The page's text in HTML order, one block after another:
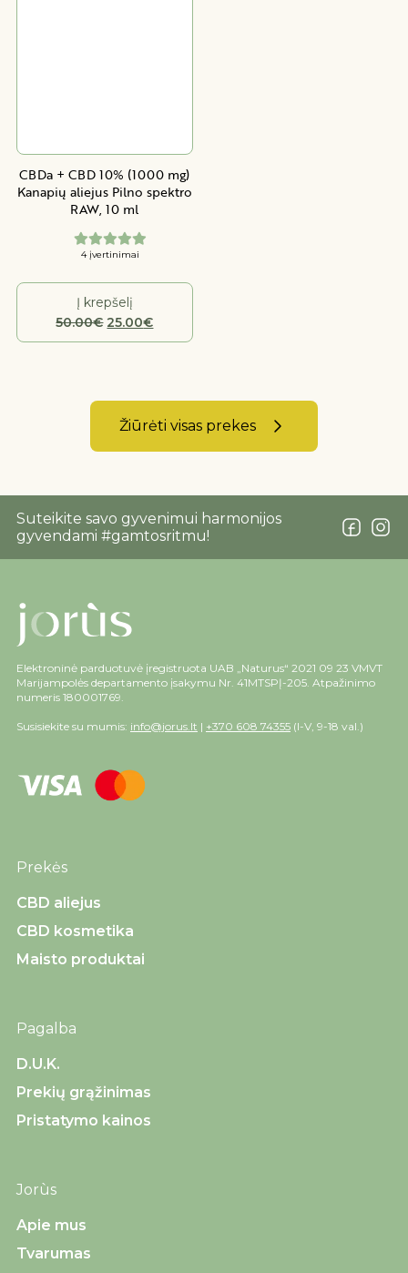
CBDa + CBD 10% (1000 mg)
Kanapių aliejus Pilno spektro
RAW, 10 ml
4 įvertinimai
Į krepšelį
50.00€ Original
price
25.00€Current
price
Žiūrėti visas prekes
Suteikite savo gyvenimui harmonijos
gyvendami #gamtosritmu!
Elektroninė parduotuvė įregistruota UAB „Naturus“ 2021 09 23 VMVT
Marijampolės departamento įsakymu Nr. 41MTSPĮ-205. Atpažinimo
numeris 180001769.
Susisiekite su mumis: info@jorus.lt | +370 608 74355 (I-V, 9-18 val.)
Prekės
CBD aliejus
CBD kosmetika
Maisto produktai
Pagalba
D.U.K.
Prekių grąžinimas
Pristatymo kainos
Jorùs
Apie mus
Tvarumas